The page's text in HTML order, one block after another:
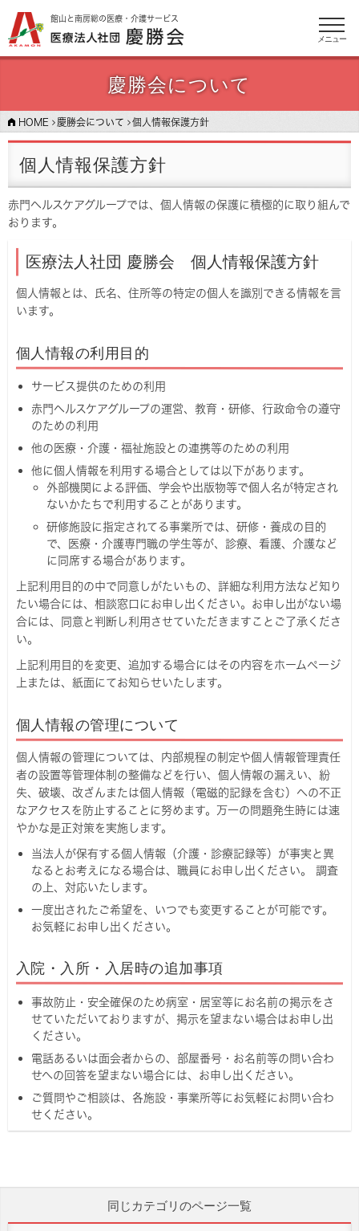
館山と南房総の医療・介護サービス
メニュー
慶勝会について
HOME 慶勝会について 個人情報保護方針
個人情報保護方針
赤門ヘルスケアグループでは、個人情報の保護に積極的に取り組んで
おります。
医療法人社団 慶勝会 個人情報保護方針
個人情報とは、氏名、住所等の特定の個人を識別できる情報を言
います。
個人情報の利用目的
サービス提供のための利用
赤門ヘルスケアグループの運営、教育・研修、行政命令の遵守
のための利用
他の医療・介護・福祉施設との連携等のための利用
他に個人情報を利用する場合としては以下があります。
外部機関による評価、学会や出版物等で個人名が特定され
ないかたちで利用することがあります。
研修施設に指定されてる事業所では、研修・養成の目的
で、医療・介護専門職の学生等が、診療、看護、介護など
に同席する場合があります。
上記利用目的の中で同意しがたいもの、詳細な利用方法など知り
たい場合には、相談窓口にお申し出ください。お申し出がない場
合には、同意と判断し利用させていただきますことご了承くださ
い。
上記利用目的を変更、追加する場合にはその内容をホームページ
上または、紙面にてお知らせいたします。
個人情報の管理について
個人情報の管理については、内部規程の制定や個人情報管理責任
者の設置等管理体制の整備などを行い、個人情報の漏えい、紛
失、破壊、改ざんまたは個人情報（電磁的記録を含む）への不正
なアクセスを防止することに努めます。万一の問題発生時には速
やかな是正対策を実施します。
当法人が保有する個人情報（介護・診療記録等）が事実と異
なるとお考えになる場合は、職員にお申し出ください。 調査
の上、対応いたします。
一度出されたご希望を、いつでも変更することが可能です。
お気軽にお申し出ください。
入院・入所・入居時の追加事項
事故防止・安全確保のため病室・居室等にお名前の掲示をさ
せていただいておりますが、掲示を望まない場合はお申し出
ください。
電話あるいは面会者からの、部屋番号・お名前等の問い合わ
せへの回答を望まない場合には、お申し出ください。
ご質問やご相談は、各施設・事業所等にお気軽にお問い合わ
せください。
同じカテゴリのページ一覧